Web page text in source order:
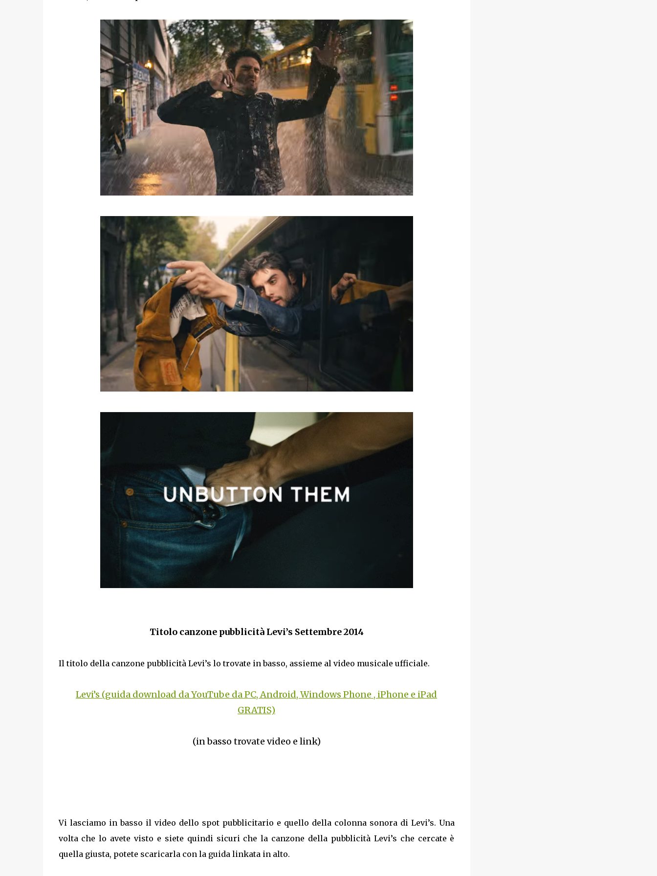
Titolo canzone pubblicità Levi’s Settembre 2014
Il titolo della canzone pubblicità Levi’s lo trovate in basso, assieme al video musicale ufficiale.
Levi’s (guida download da YouTube da PC, Android, Windows Phone , iPhone e iPad
GRATIS)
(in basso trovate video e link)
Vi lasciamo in basso il video dello spot pubblicitario e quello della colonna sonora di Levi’s. Una
volta che lo avete visto e siete quindi sicuri che la canzone della pubblicità Levi’s che cercate è
quella giusta, potete scaricarla con la guida linkata in alto.